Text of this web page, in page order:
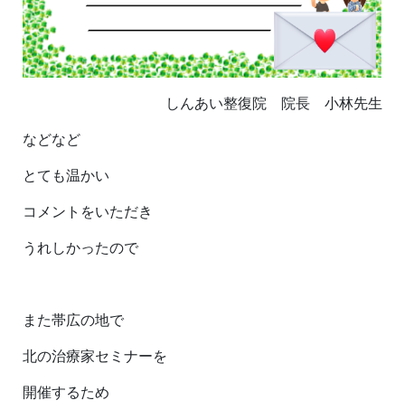
しんあい整復院 院長 小林先生
などなど
とても温かい
コメントをいただき
うれしかったので
また帯広の地で
北の治療家セミナーを
開催するため